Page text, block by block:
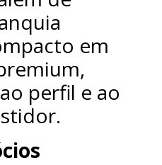
em
perfil e ao